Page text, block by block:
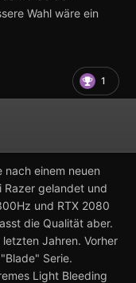
Wahl wäre ein
1
nach einem neuen
Razer gelandet und
und RTX 2080
die Qualität aber.
Jahren. Vorher
Serie.
Light Bleeding